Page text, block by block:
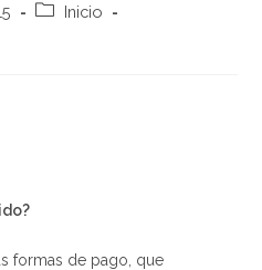
Categoría
Inicio
formas de pago, que